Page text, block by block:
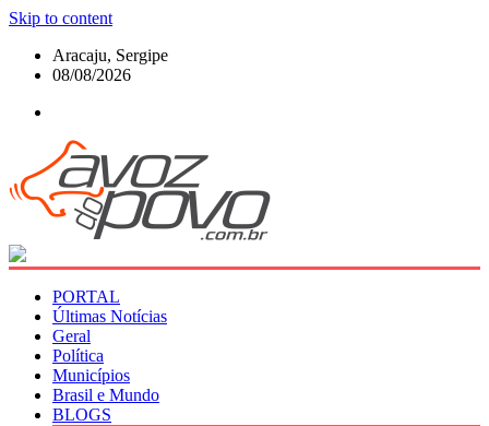
Skip to content
Aracaju, Sergipe
08/08/2026
PORTAL
Últimas Notícias
Geral
Política
Municípios
Brasil e Mundo
BLOGS